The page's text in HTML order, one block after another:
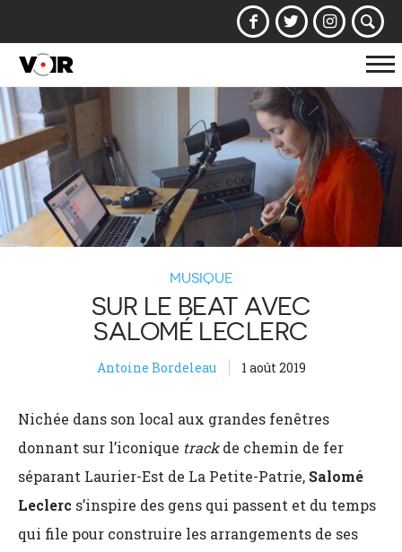
la
MUSIQUE
SUR LE BEAT AVEC
SALOMÉ LECLERC
Antoine Bordeleau 1 août 2019
Nichée dans son local aux grandes fenêtres
donnant sur l’iconique trackde chemin de fer
séparant Laurier-Est de La Petite-Patrie, Salomé
Leclerc s’inspire des gens qui passent et du temps
qui file pour construire les arrangements de ses